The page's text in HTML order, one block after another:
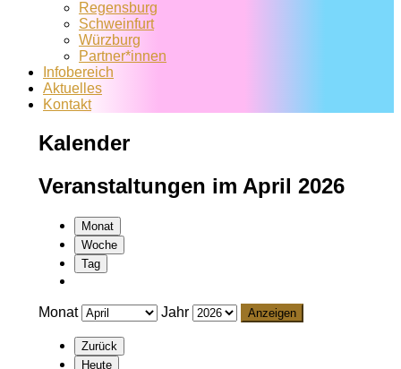
Regensburg
Schweinfurt
Würzburg
Partner*innen
Infobereich
Aktuelles
Kontakt
Kalender
Veranstaltungen im April 2026
Monat
Woche
Tag
Monat Jahr
Zurück
Heute